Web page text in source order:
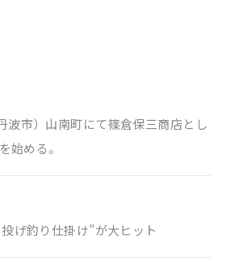
波市）山南町にて篠倉保三商店とし
始める。
げ釣り仕掛け”が大ヒット